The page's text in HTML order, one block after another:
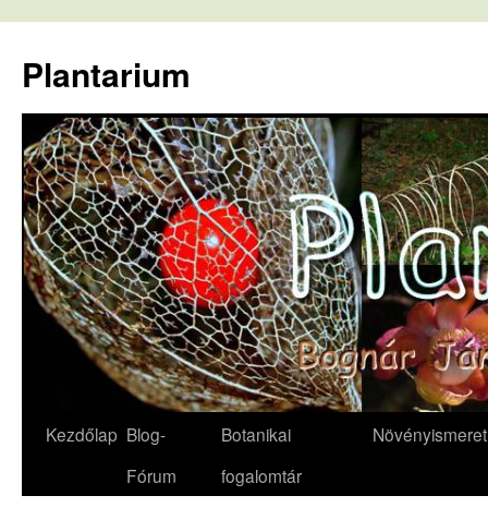
tartalomba
Plantarium
Kezdőlap Blog-
Fórum
Botanikai
fogalomtár
Növényismeret